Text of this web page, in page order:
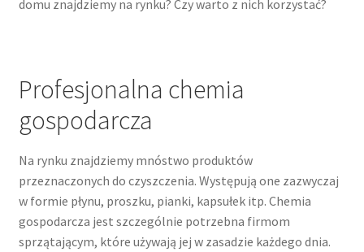
domu znajdziemy na rynku? Czy warto z nich korzystać?
Profesjonalna chemia
gospodarcza
Na rynku znajdziemy mnóstwo produktów
przeznaczonych do czyszczenia. Występują one zazwyczaj
w formie płynu, proszku, pianki, kapsułek itp. Chemia
gospodarcza jest szczególnie potrzebna firmom
sprzątającym, które używają jej w zasadzie każdego dnia.